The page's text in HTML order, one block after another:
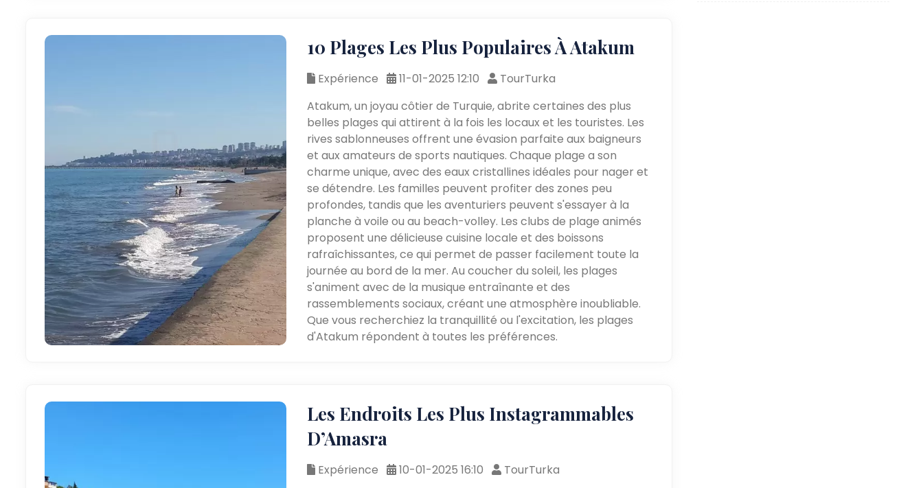
10 Plages Les Plus Populaires À Atakum
Expérience 11-01-2025 12:10
TourTurka
Atakum, un joyau côtier de Turquie, abrite certaines des plus
belles plages qui attirent à la fois les locaux et les touristes. Les
rives sablonneuses offrent une évasion parfaite aux baigneurs
et aux amateurs de sports nautiques. Chaque plage a son
charme unique, avec des eaux cristallines idéales pour nager et
se détendre. Les familles peuvent profiter des zones peu
profondes, tandis que les aventuriers peuvent s'essayer à la
planche à voile ou au beach-volley. Les clubs de plage animés
proposent une délicieuse cuisine locale et des boissons
rafraîchissantes, ce qui permet de passer facilement toute la
journée au bord de la mer. Au coucher du soleil, les plages
s'animent avec de la musique entraînante et des
rassemblements sociaux, créant une atmosphère inoubliable.
Que vous recherchiez la tranquillité ou l'excitation, les plages
d'Atakum répondent à toutes les préférences.
Les Endroits Les Plus Instagrammables
D’Amasra
Expérience 10-01-2025 16:10
TourTurka